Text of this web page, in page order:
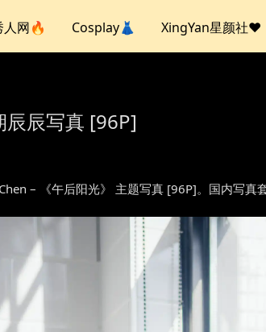
人网🔥 Cosplay👗 XingYan星颜社❤️
辰写真 [96P]
– 《午后阳光》 主题写真 [96P]。国内写真